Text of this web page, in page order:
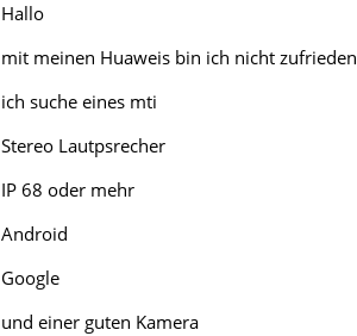
Hallo
mit meinen Huaweis bin ich nicht zufrieden
ich suche eines mti
Stereo Lautpsrecher
IP 68 oder mehr
Android
Google
und einer guten Kamera